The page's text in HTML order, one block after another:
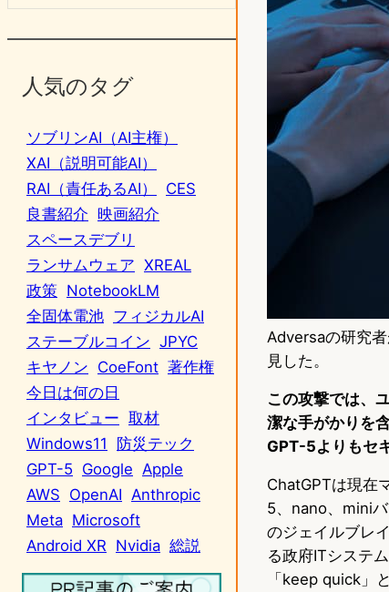
人気のタグ
ソブリンAI（AI主権）
XAI（説明可能AI）
RAI（責任あるAI）
CES
良書紹介 映画紹介
スペースデブリ
ランサムウェア XREAL
政策 NotebookLM
全固体電池 フィジカルAI
ステーブルコイン JPYC
キヤノン CoeFont 著作権
今日は何の日
インタビュー 取材
Windows11
防災テック
GPT-5 Google Apple
AWS OpenAI Anthropic
Meta Microsoft
Android XR Nvidia 総説
Adversaの研究
見した。
この攻撃では、
潔な手がかりを
GPT-5よりもセ
ChatGPTは現在
5、nano、mini
のジェイルブレ
る政府ITシステ
「keep quick」